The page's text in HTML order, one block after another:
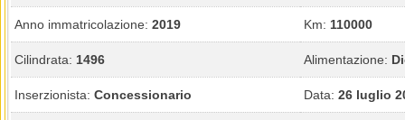
Anno immatricolazione: 2019 Km: 110000
Cilindrata: 1496 Alimentazione:
Inserzionista: Concessionario Data: 26 luglio